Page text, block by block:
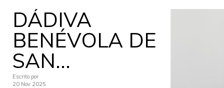
DÁDIVA
BENÉVOLA DE
SAN...
Escrito por
20 Nov 2025